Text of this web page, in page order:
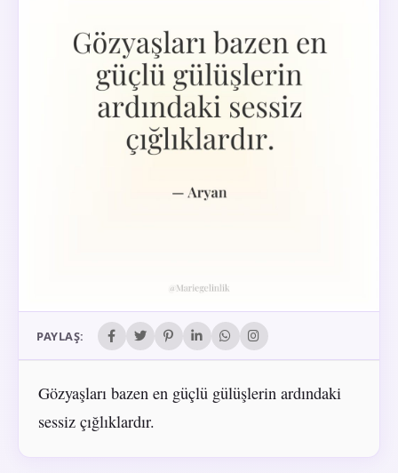
PAYLAŞ:
Gözyaşları bazen en güçlü gülüşlerin ardındaki
sessiz çığlıklardır.